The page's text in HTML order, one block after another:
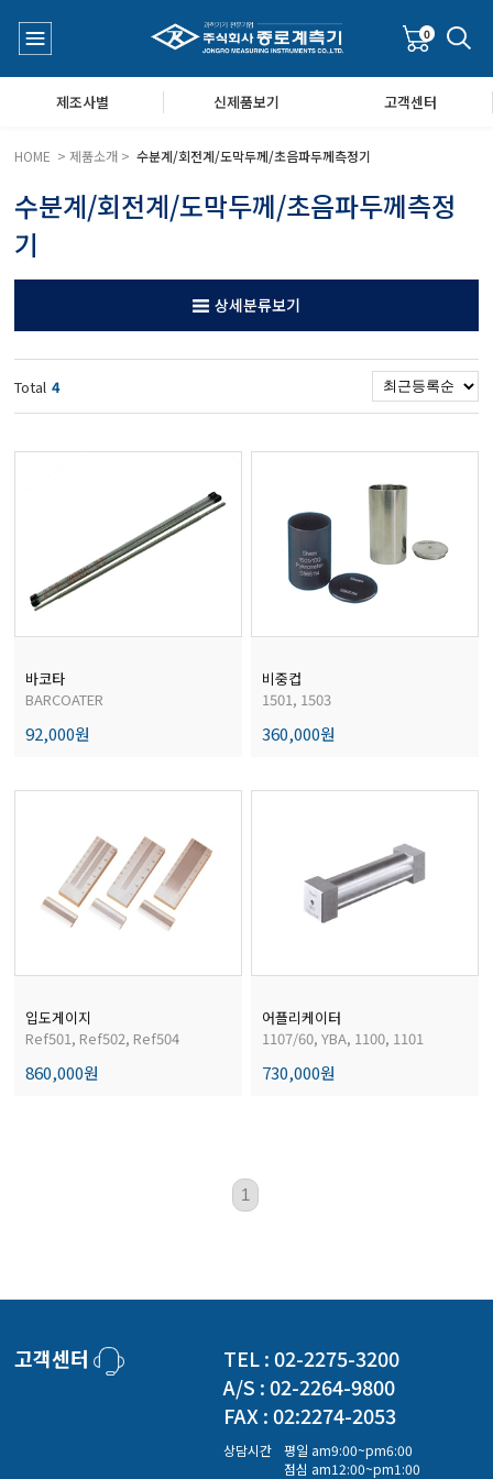
질측정기
기공기질/미세먼지/가스/소음/진동측정기
속풍량계/온도계/온습도계/기압계
자저울/점도계/핀홀탐지기
이크로피펫
분계/회전계/도막두께/초음파두께측정기
차계/광택계/조도계/광도계/방사랑계
업/임업/해양측정기
공계/차압계/진공펌프
공지사항
Q&A
0
제조사별 신제품보기 고객센터
HOME > 제품소개 >수분계/회전계/도막두께/초음파두께측정기
수분계/회전계/도막두께/초음파두께측정
기
상세분류보기
Total 4
바코타
BARCOATER
92,000원
비중컵
1501, 1503
360,000원
입도게이지
Ref501, Ref502, Ref504
860,000원
어플리케이터
1107/60, YBA, 1100, 1101
730,000원
1
고객센터
TEL : 02-2275-3200
A/S : 02-2264-9800
FAX : 02:2274-2053
상담시간
평일 am9:00~pm6:00
점심 am12:00~pm1:00